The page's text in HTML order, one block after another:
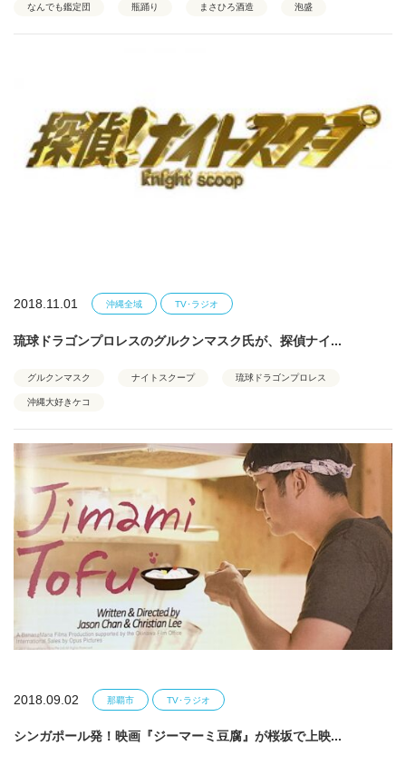
なんでも鑑定団 瓶踊り まさひろ酒造 泡盛
2018.11.01 沖縄全域 TV･ラジオ
琉球ドラゴンプロレスのグルクンマスク氏が、探偵ナイ...
グルクンマスク ナイトスクープ 琉球ドラゴンプロレス
沖縄大好きケコ
2018.09.02 那覇市 TV･ラジオ
シンガポール発！映画『ジーマーミ豆腐』が桜坂で上映...